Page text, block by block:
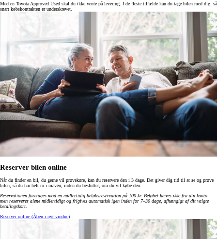
Med en Toyota Approved Used skal du ikke vente på levering. I de fleste tilfælde kan du tage bilen med dig, så
snart købskontrakten er underskrevet.
Reserver bilen online
Når du finder en bil, du gerne vil prøvekøre, kan du reservere den i 3 dage. Det giver dig tid til at se og prøve
bilen, så du har helt ro i maven, inden du beslutter, om du vil købe den.
Reservationen foretages mod en midlertidig beløbsreservation på 100 kr. Beløbet hæves ikke fra din konto,
men reserveres alene midlertidigt og frigives automatisk igen inden for 7–30 dage, afhængigt af dit valgte
betalingskort.
Reserver online (Åben i nyt vindue)